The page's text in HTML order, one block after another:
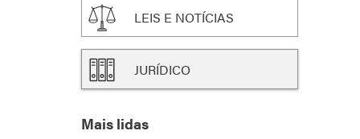
LEIS E NOTÍCIAS
JURÍDICO
Mais lidas